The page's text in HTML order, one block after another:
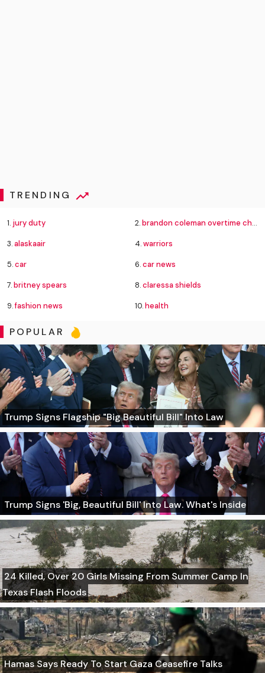
TRENDING
1. jury duty 2.brandon coleman overtime charges
3.alaskaair 4.warriors
5.car 6.car news
7.britney spears 8.claressa shields
9.fashion news 10.health
POPULAR
Trump Signs Flagship "Big Beautiful Bill" Into Law
Trump Signs 'Big, Beautiful Bill' Into Law. What's Inside
24 Killed, Over 20 Girls Missing From Summer Camp In
Texas Flash Floods
Hamas Says Ready To Start Gaza Ceasefire Talks